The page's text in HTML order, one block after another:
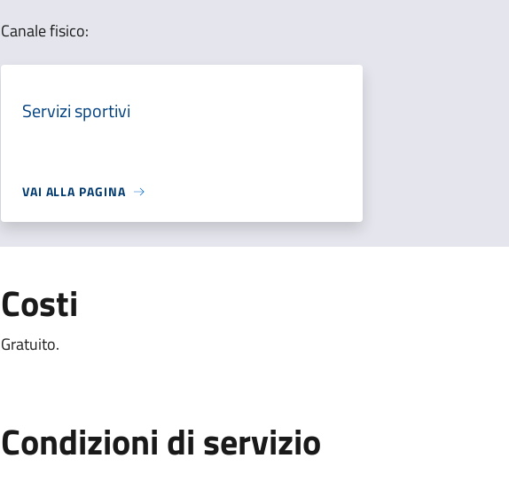
Canale fisico:
Servizi sportivi
VAI ALLA PAGINA
Costi
Gratuito.
Condizioni di servizio